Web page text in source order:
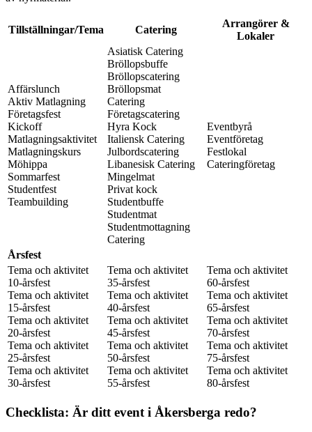
Tillställningar/Tema Catering
Arrangörer &
Lokaler
Affärslunch
Aktiv Matlagning
Företagsfest
Kickoff
Matlagningsaktivitet
Matlagningskurs
Möhippa
Sommarfest
Studentfest
Teambuilding
Asiatisk Catering
Bröllopsbuffe
Bröllopscatering
Bröllopsmat
Catering
Företagscatering
Hyra Kock
Italiensk Catering
Julbordscatering
Libanesisk Catering
Mingelmat
Privat kock
Studentbuffe
Studentmat
Studentmottagning
Catering
Eventbyrå
Eventföretag
Festlokal
Cateringföretag
Årsfest
Tema och aktivitet
10-årsfest
Tema och aktivitet
15-årsfest
Tema och aktivitet
20-årsfest
Tema och aktivitet
25-årsfest
Tema och aktivitet
30-årsfest
Tema och aktivitet
35-årsfest
Tema och aktivitet
40-årsfest
Tema och aktivitet
45-årsfest
Tema och aktivitet
50-årsfest
Tema och aktivitet
55-årsfest
Tema och aktivitet
60-årsfest
Tema och aktivitet
65-årsfest
Tema och aktivitet
70-årsfest
Tema och aktivitet
75-årsfest
Tema och aktivitet
80-årsfest
Checklista: Är ditt event i Åkersberga redo?